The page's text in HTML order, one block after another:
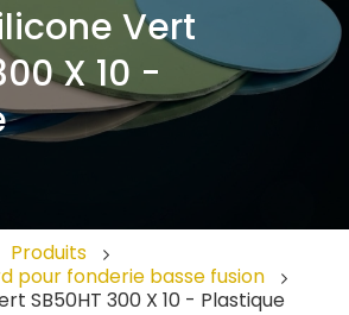
Vert
X 10 -
Produits
pour fonderie basse fusion
SB50HT 300 X 10 - Plastique